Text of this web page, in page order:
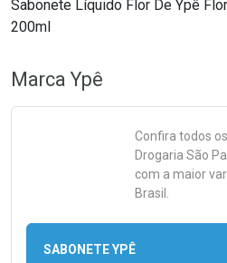
Sabonete Líquido Flor De Ypê
200ml
Marca Ypê
Confira todos
Drogaria São
com a maior
Brasil.
SABONETE YPÊ